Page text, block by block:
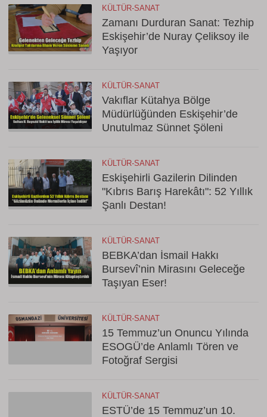
KÜLTÜR-SANAT
Zamanı Durduran Sanat: Tezhip
Eskişehir’de Nuray Çeliksoy ile
Yaşıyor
KÜLTÜR-SANAT
Vakıflar Kütahya Bölge
Müdürlüğünden Eskişehir’de
Unutulmaz Sünnet Şöleni
KÜLTÜR-SANAT
Eskişehirli Gazilerin Dilinden
"Kıbrıs Barış Harekâtı": 52 Yıllık
Şanlı Destan!
KÜLTÜR-SANAT
BEBKA’dan İsmail Hakkı
Bursevî’nin Mirasını Geleceğe
Taşıyan Eser!
KÜLTÜR-SANAT
15 Temmuz’un Onuncu Yılında
ESOGÜ’de Anlamlı Tören ve
Fotoğraf Sergisi
KÜLTÜR-SANAT
ESTÜ’de 15 Temmuz’un 10.